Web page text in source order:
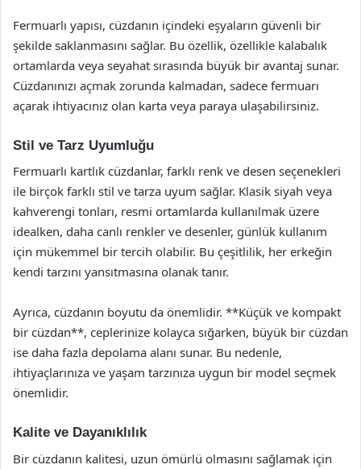
Fermuarlı yapısı, cüzdanın içindeki eşyaların güvenli bir
şekilde saklanmasını sağlar. Bu özellik, özellikle kalabalık
ortamlarda veya seyahat sırasında büyük bir avantaj sunar.
Cüzdanınızı açmak zorunda kalmadan, sadece fermuarı
açarak ihtiyacınız olan karta veya paraya ulaşabilirsiniz.
Stil ve Tarz Uyumluğu
Fermuarlı kartlık cüzdanlar, farklı renk ve desen seçenekleri
ile birçok farklı stil ve tarza uyum sağlar. Klasik siyah veya
kahverengi tonları, resmi ortamlarda kullanılmak üzere
idealken, daha canlı renkler ve desenler, günlük kullanım
için mükemmel bir tercih olabilir. Bu çeşitlilik, her erkeğin
kendi tarzını yansıtmasına olanak tanır.
Ayrıca, cüzdanın boyutu da önemlidir. **Küçük ve kompakt
bir cüzdan**, ceplerinize kolayca sığarken, büyük bir cüzdan
ise daha fazla depolama alanı sunar. Bu nedenle,
ihtiyaçlarınıza ve yaşam tarzınıza uygun bir model seçmek
önemlidir.
Kalite ve Dayanıklılık
Bir cüzdanın kalitesi, uzun ömürlü olmasını sağlamak için